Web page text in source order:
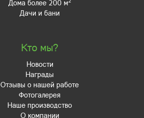
Дома более 200 м
Дачи и бани
Кто мы?
Новости
Награды
Отзывы о нашей работе
Фотогалерея
Наше производство
О компании